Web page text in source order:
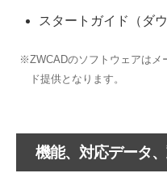
スタートガイド（ダ
※ZWCADのソフトウェアはメ
ド提供となります。
機能、対応データ